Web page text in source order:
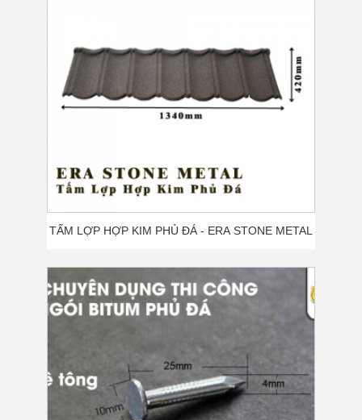
TẤM LỢP HỢP KIM PHỦ ĐÁ - ERA STONE METAL
- ER01